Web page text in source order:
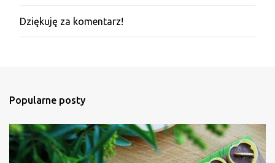
P
r
j
o
m
e
n
Dziękuję za komentarz!
Popularne posty